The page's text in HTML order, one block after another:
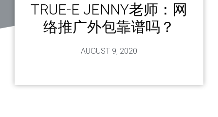
TRUE-E JENNY老师：网
络推广外包靠谱吗？
AUGUST 9, 2020